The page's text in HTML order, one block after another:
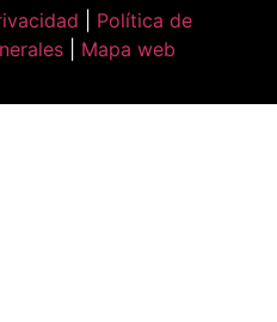
Política de
Mapa web